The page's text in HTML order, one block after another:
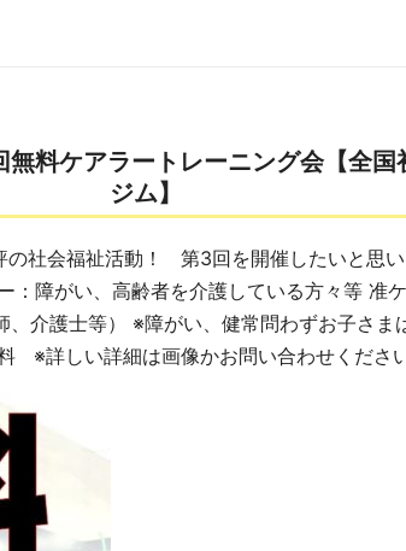
料ケアラートレーニング会【全国
ジム】
社会福祉活動！ 第3回を開催したいと思
障がい、高齢者を介護している方々等 准
、介護士等） ※障がい、健常問わずお子さま
※詳しい詳細は画像かお問い合わせくださ